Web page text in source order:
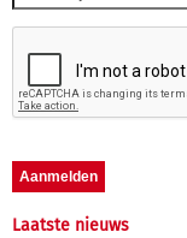
Laatste nieuws